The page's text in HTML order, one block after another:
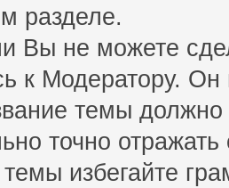
разделе.
Вы не можете
к Модератору.
темы
точно
избегайте